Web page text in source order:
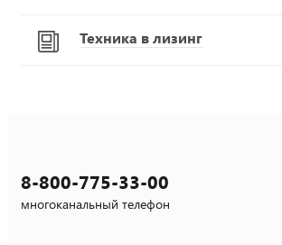
Техника в лизинг
8-800-775-33-00
многоканальный телефон